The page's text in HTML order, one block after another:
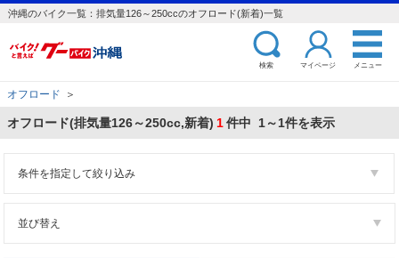
沖縄のバイク一覧：排気量126～250ccのオフロード(新着)一覧
検索 マイページ メニュー
オフロード ＞
オフロード(排気量126～250cc,新着) 1件中 1～1件を表示
条件を指定して絞り込み
並び替え